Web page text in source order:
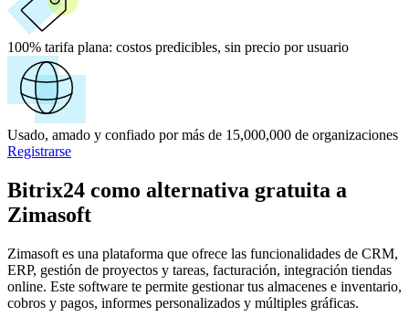
100% tarifa plana: costos predicibles, sin precio por usuario
Usado, amado y confiado por más de 15,000,000 de organizaciones
Registrarse
Bitrix24 como alternativa gratuita a
Zimasoft
Zimasoft es una plataforma que ofrece las funcionalidades de CRM,
ERP, gestión de proyectos y tareas, facturación, integración tiendas
online. Este software te permite gestionar tus almacenes e inventario,
cobros y pagos, informes personalizados y múltiples gráficas.